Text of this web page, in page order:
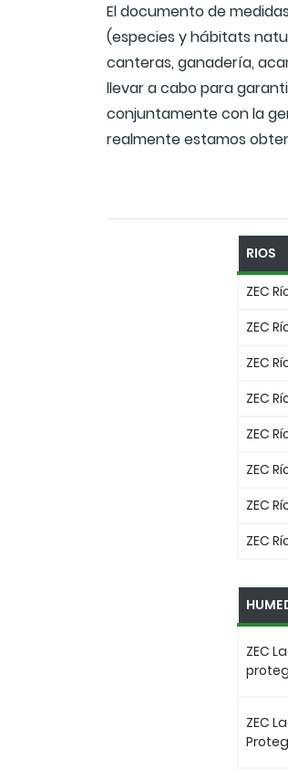
El documento de
(especies y hábitats
canteras, ganadería,
llevar a cabo para
conjuntamente con la
realmente estamos
RIOS
ZEC
ZEC
ZEC
ZEC
ZEC
ZEC
ZEC
ZEC
ZEC
ZEC